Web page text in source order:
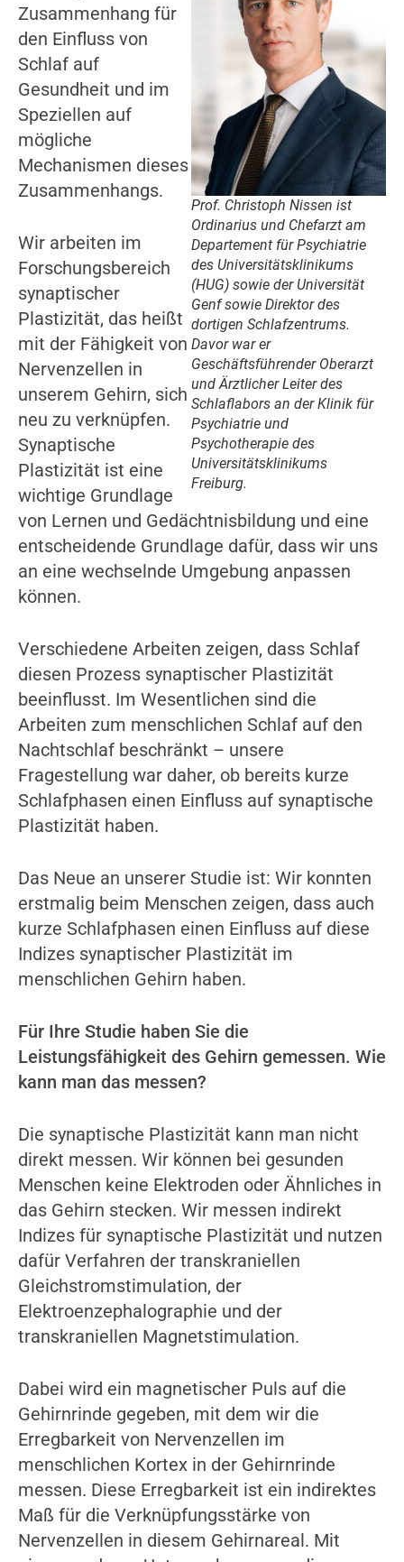
Prof. Christoph Nissen ist
Ordinarius und Chefarzt am
Departement für Psychiatrie
des Universitätsklinikums
(HUG) sowie der Universität
Genf sowie Direktor des
dortigen Schlafzentrums.
Davor war er
Geschäftsführender Oberarzt
und Ärztlicher Leiter des
Schlaflabors an der Klinik für
Psychiatrie und
Psychotherapie des
Universitätsklinikums
Freiburg.
Zusammenhang für
den Einfluss von
Schlaf auf
Gesundheit und im
Speziellen auf
mögliche
Mechanismen dieses
Zusammenhangs.
Wir arbeiten im
Forschungsbereich
synaptischer
Plastizität, das heißt
mit der Fähigkeit von
Nervenzellen in
unserem Gehirn, sich
neu zu verknüpfen.
Synaptische
Plastizität ist eine
wichtige Grundlage
von Lernen und Gedächtnisbildung und eine
entscheidende Grundlage dafür, dass wir uns
an eine wechselnde Umgebung anpassen
können.
Verschiedene Arbeiten zeigen, dass Schlaf
diesen Prozess synaptischer Plastizität
beeinflusst. Im Wesentlichen sind die
Arbeiten zum menschlichen Schlaf auf den
Nachtschlaf beschränkt – unsere
Fragestellung war daher, ob bereits kurze
Schlafphasen einen Einfluss auf synaptische
Plastizität haben.
Das Neue an unserer Studie ist: Wir konnten
erstmalig beim Menschen zeigen, dass auch
kurze Schlafphasen einen Einfluss auf diese
Indizes synaptischer Plastizität im
menschlichen Gehirn haben.
Für Ihre Studie haben Sie die
Leistungsfähigkeit des Gehirn gemessen. Wie
kann man das messen?
Die synaptische Plastizität kann man nicht
direkt messen. Wir können bei gesunden
Menschen keine Elektroden oder Ähnliches in
das Gehirn stecken. Wir messen indirekt
Indizes für synaptische Plastizität und nutzen
dafür Verfahren der transkraniellen
Gleichstromstimulation, der
Elektroenzephalographie und der
transkraniellen Magnetstimulation.
Dabei wird ein magnetischer Puls auf die
Gehirnrinde gegeben, mit dem wir die
Erregbarkeit von Nervenzellen im
menschlichen Kortex in der Gehirnrinde
messen. Diese Erregbarkeit ist ein indirektes
Maß für die Verknüpfungsstärke von
Nervenzellen in diesem Gehirnareal. Mit